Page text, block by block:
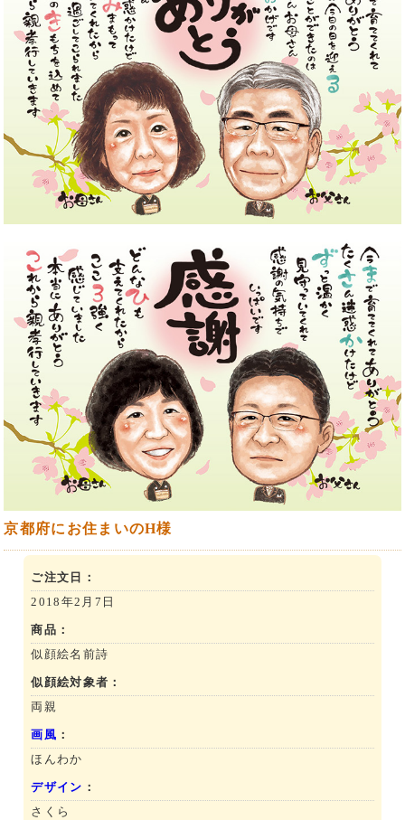
京都府にお住まいのH様
ご注文日：
2018年2月7日
商品：
似顔絵名前詩
似顔絵対象者：
両親
画風 ：
ほんわか
デザイン ：
さくら